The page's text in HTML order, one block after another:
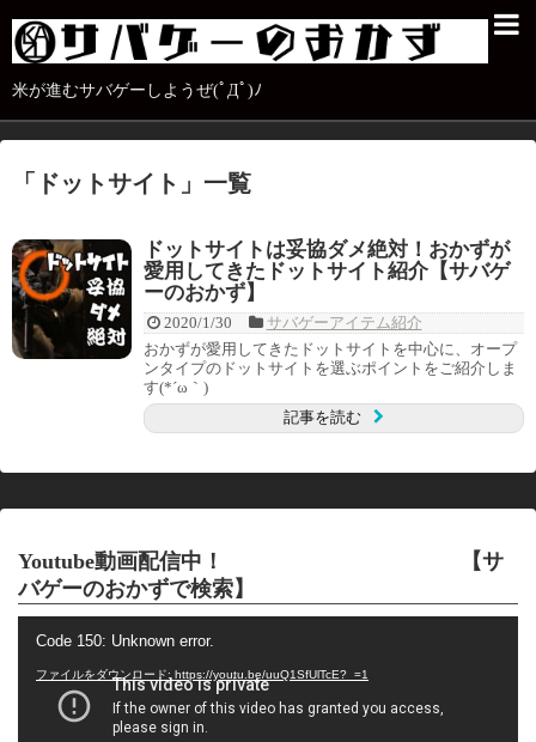
米が進むサバゲーしようぜ(ﾟДﾟ)ﾉ
「 ドットサイト 」 一覧
ドットサイトは妥協ダメ絶対！おかずが
愛用してきたドットサイト紹介【サバゲ
ーのおかず】
2020/1/30
サバゲーアイテム紹介
おかずが愛用してきたドットサイトを中心に、オープ
ンタイプのドットサイトを選ぶポイントをご紹介しま
す(*´ω｀)
記事を読む
Youtube動画配信中！ 【サ
バゲーのおかずで検索】
Code 150: Unknown error.
ファイルをダウンロード: https://youtu.be/uuQ1SfUlTcE?_=1